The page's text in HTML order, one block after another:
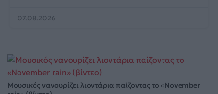
07.08.2026
Μουσικός νανουρίζει λιοντάρια παίζοντας το «November